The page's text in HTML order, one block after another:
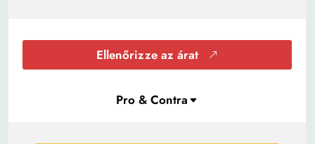
Ellenőrizze az árat